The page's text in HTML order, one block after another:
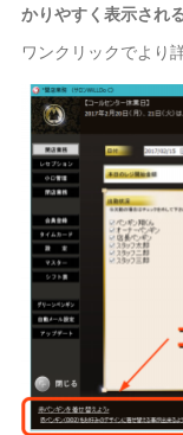
かりやすく表示され
ワンクリックでより